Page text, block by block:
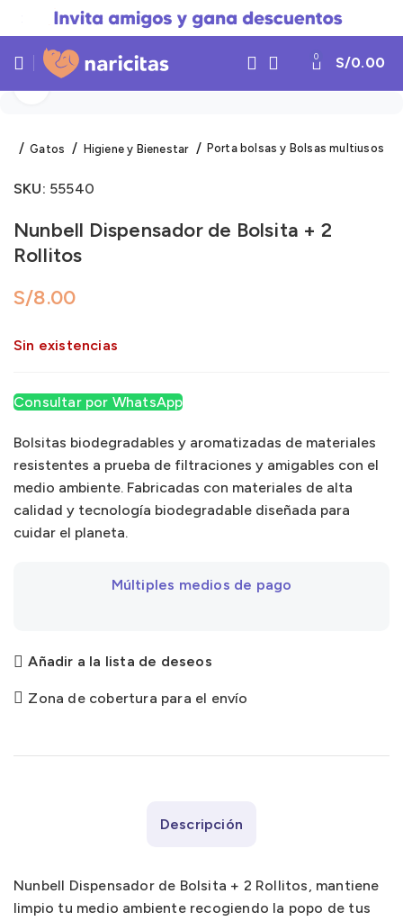
0 S/0.00
Gatos Higiene y Bienestar Porta bolsas y Bolsas multiusos
SKU: 55540
Nunbell Dispensador de Bolsita + 2
Rollitos
S/
Sin existencias
Consultar por WhatsApp
Bolsitas biodegradables y aromatizadas de materiales
resistentes a prueba de filtraciones y amigables con el
medio ambiente. Fabricadas con materiales de alta
calidad y tecnología biodegradable diseñada para
cuidar el planeta.
Múltiples medios de pago
Añadir a la lista de deseos
Zona de cobertura para el envío
Descripción
Nunbell Dispensador de Bolsita + 2 Rollitos, mantiene
limpio tu medio ambiente recogiendo la popo de tus